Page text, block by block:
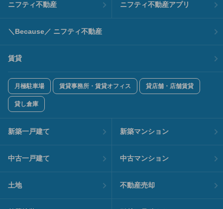
ニフティ不動産 ニフティ不動産アプリ
＼Because／ ニフティ不動産
賃貸
月極駐車場 賃貸事務所・賃貸オフィス 貸店舗・店舗賃貸
貸し倉庫
新築一戸建て 新築マンション
中古一戸建て 中古マンション
土地 不動産売却